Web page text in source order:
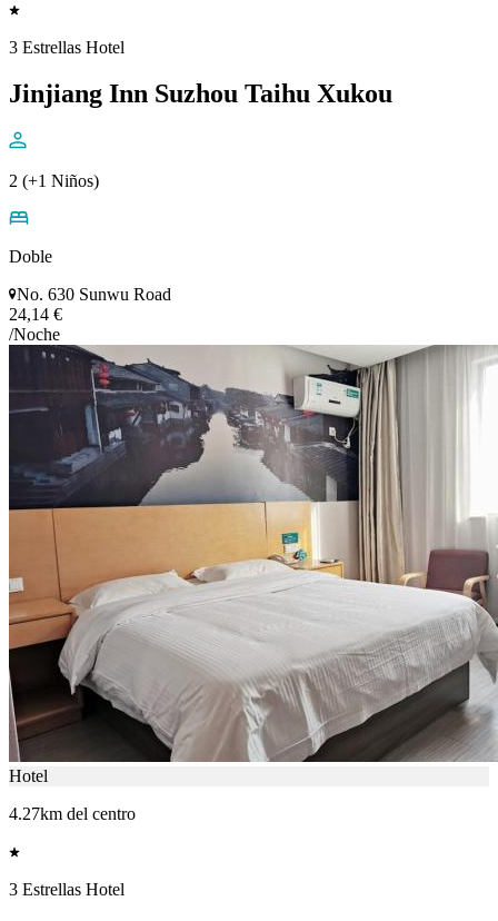
3 Estrellas Hotel
Jinjiang Inn Suzhou Taihu Xukou
2 (+1 Niños)
Doble
No. 630 Sunwu Road
24,14 €
/Noche
Hotel
4.27km del centro
3 Estrellas Hotel